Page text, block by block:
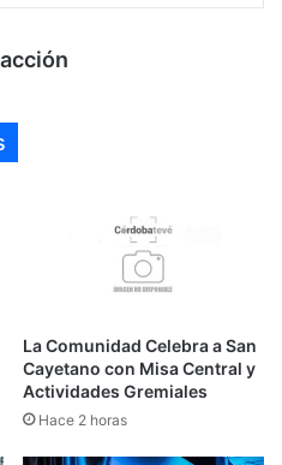
La Comunidad Celebra a San
Cayetano con Misa Central y
Actividades Gremiales
Hace 2 horas